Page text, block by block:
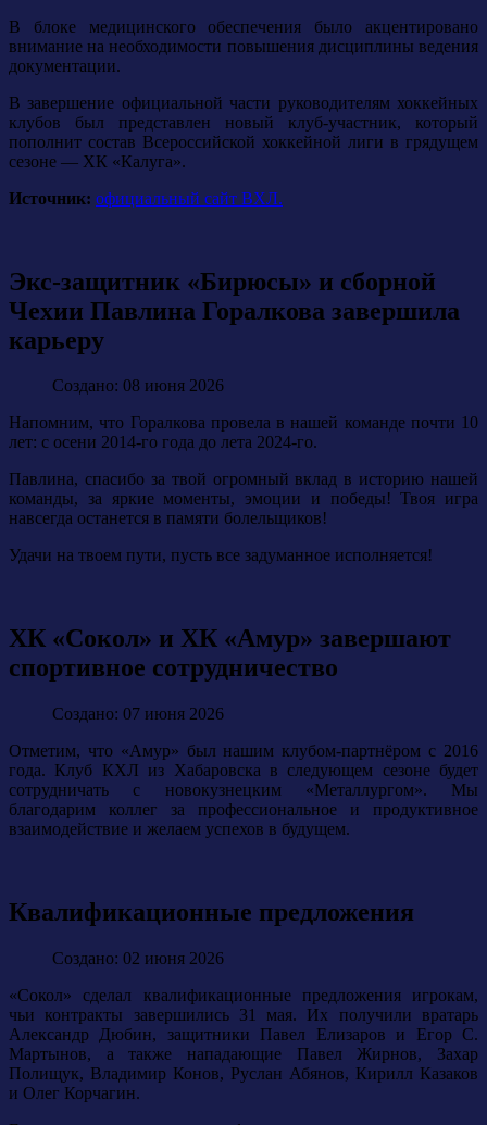
В блоке медицинского обеспечения было акцентировано
внимание на необходимости повышения дисциплины ведения
документации.
В завершение официальной части руководителям хоккейных
клубов был представлен новый клуб-участник, который
пополнит состав Всероссийской хоккейной лиги в грядущем
сезоне — ХК «Калуга».
Источник: официальный сайт ВХЛ.
Экс-защитник «Бирюсы» и сборной
Чехии Павлина Горалкова завершила
карьеру
Создано: 08 июня 2026
Напомним, что Горалкова провела в нашей команде почти 10
лет: с осени 2014-го года до лета 2024-го.
Павлина, спасибо за твой огромный вклад в историю нашей
команды, за яркие моменты, эмоции и победы! Твоя игра
навсегда останется в памяти болельщиков!
Удачи на твоем пути, пусть все задуманное исполняется!
ХК «Сокол» и ХК «Амур» завершают
спортивное сотрудничество
Создано: 07 июня 2026
Отметим, что «Амур» был нашим клубом-партнёром с 2016
года. Клуб КХЛ из Хабаровска в следующем сезоне будет
сотрудничать с новокузнецким «Металлургом». Мы
благодарим коллег за профессиональное и продуктивное
взаимодействие и желаем успехов в будущем.
Квалификационные предложения
Создано: 02 июня 2026
«Сокол» сделал квалификационные предложения игрокам,
чьи контракты завершились 31 мая. Их получили вратарь
Александр Дюбин, защитники Павел Елизаров и Егор С.
Мартынов, а также нападающие Павел Жирнов, Захар
Полищук, Владимир Конов, Руслан Абянов, Кирилл Казаков
и Олег Корчагин.